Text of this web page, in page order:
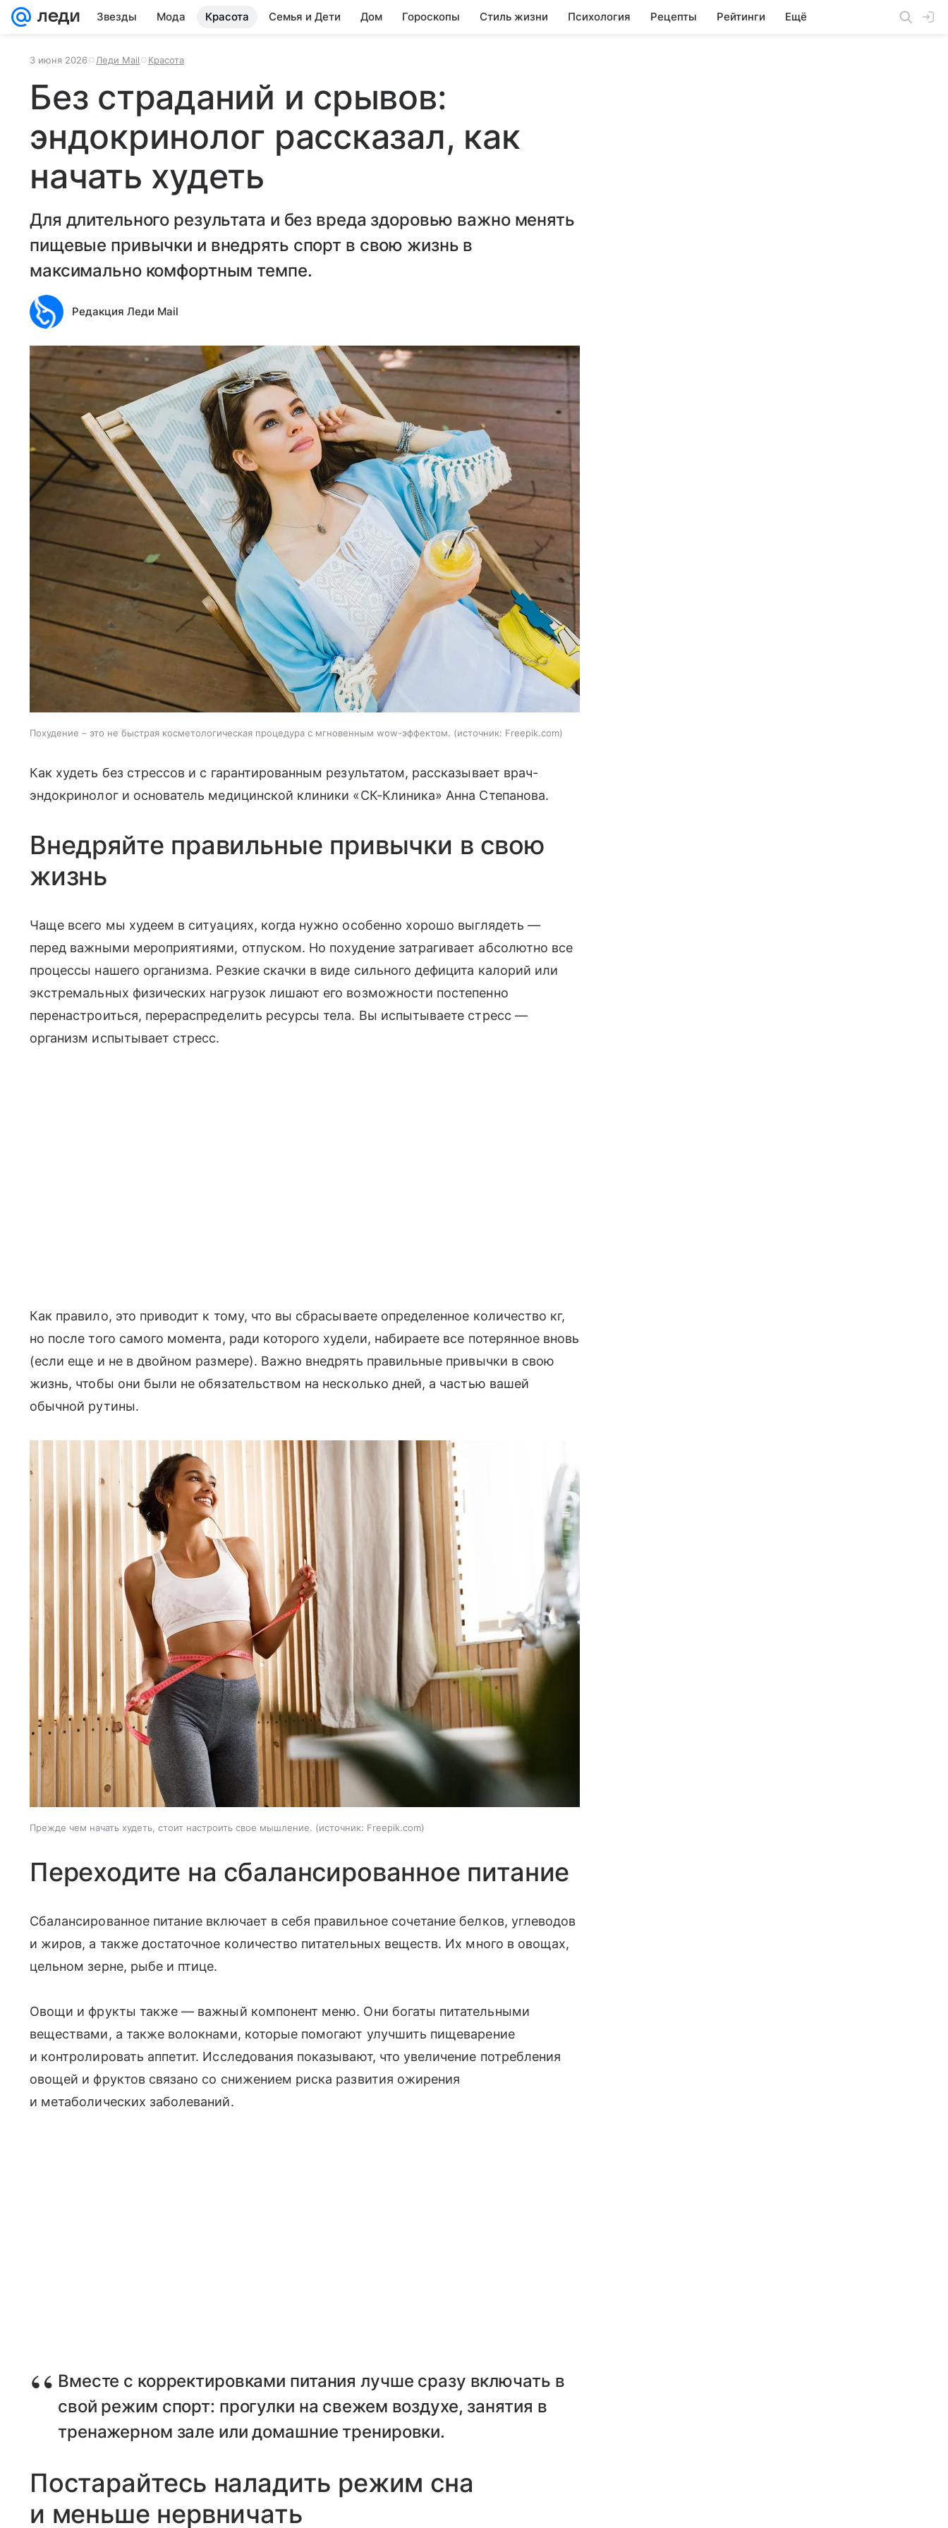
Звезды Мода Красота Семья и Дети Дом Гороскопы Стиль жизни Психология Рецепты Рейтинги Ещё
3 июня 2026 Леди Mail Красота
Без страданий и срывов:
эндокринолог рассказал, как
начать худеть
Для длительного результата и без вреда здоровью важно менять
пищевые привычки и внедрять спорт в свою жизнь в
максимально комфортным темпе.
Редакция Леди Mail
Похудение – это не быстрая косметологическая процедура с мгновенным wow-эффектом. источник: Freepik.com
Как худеть без стрессов и с гарантированным результатом, рассказывает врач-
эндокринолог и основатель медицинской клиники «СК-Клиника» Анна Степанова.
Внедряйте правильные привычки в свою
жизнь
Чаще всего мы худеем в ситуациях, когда нужно особенно хорошо выглядеть —
перед важными мероприятиями, отпуском. Но похудение затрагивает абсолютно все
процессы нашего организма. Резкие скачки в виде сильного дефицита калорий или
экстремальных физических нагрузок лишают его возможности постепенно
перенастроиться, перераспределить ресурсы тела. Вы испытываете стресс —
организм испытывает стресс.
Как правило, это приводит к тому, что вы сбрасываете определенное количество кг,
но после того самого момента, ради которого худели, набираете все потерянное вновь
(если еще и не в двойном размере). Важно внедрять правильные привычки в свою
жизнь, чтобы они были не обязательством на несколько дней, а частью вашей
обычной рутины.
Прежде чем начать худеть, стоит настроить свое мышление. источник: Freepik.com
Переходите на сбалансированное питание
Сбалансированное питание включает в себя правильное сочетание белков, углеводов
и жиров, а также достаточное количество питательных веществ. Их много в овощах,
цельном зерне, рыбе и птице.
Овощи и фрукты также — важный компонент меню. Они богаты питательными
веществами, а также волокнами, которые помогают улучшить пищеварение
и контролировать аппетит. Исследования показывают, что увеличение потребления
овощей и фруктов связано со снижением риска развития ожирения
и метаболических заболеваний.
Вместе с корректировками питания лучше сразу включать в
свой режим спорт: прогулки на свежем воздухе, занятия в
тренажерном зале или домашние тренировки.
Постарайтесь наладить режим сна
и меньше нервничать